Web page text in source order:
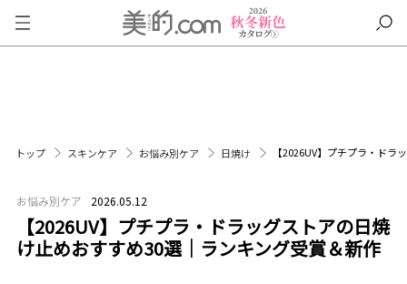
トップ スキンケア お悩み別ケア 日焼け 【2026UV】プチプラ・ド
お悩み別ケア 2026.05.12
【2026UV】プチプラ・ドラッグストアの日焼
け止めおすすめ30選｜ランキング受賞＆新作